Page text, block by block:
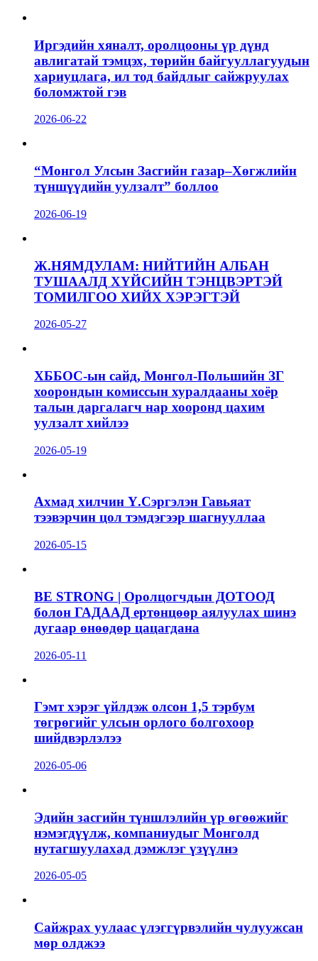
Иргэдийн хяналт, оролцооны үр дүнд
авлигатай тэмцэх, төрийн байгууллагуудын
хариуцлага, ил тод байдлыг сайжруулах
боломжтой гэв
2026-06-22
“Монгол Улсын Засгийн газар–Хөгжлийн
түншүүдийн уулзалт” боллоо
2026-06-19
Ж.НЯМДУЛАМ: НИЙТИЙН АЛБАН
ТУШААЛД ХҮЙСИЙН ТЭНЦВЭРТЭЙ
ТОМИЛГОО ХИЙХ ХЭРЭГТЭЙ
2026-05-27
ХББОС-ын сайд, Монгол-Польшийн ЗГ
хоорондын комиссын хуралдааны хоёр
талын даргалагч нар хооронд цахим
уулзалт хийлээ
2026-05-19
Ахмад хилчин Ү.Сэргэлэн Гавьяат
тээвэрчин цол тэмдэгээр шагнууллаа
2026-05-15
BE STRONG | Оролцогчдын ДОТООД
болон ГАДААД ертөнцөөр аялуулах шинэ
дугаар өнөөдөр цацагдана
2026-05-11
Гэмт хэрэг үйлдэж олсон 1,5 тэрбум
төгрөгийг улсын орлого болгохоор
шийдвэрлэлээ
2026-05-06
Эдийн засгийн түншлэлийн үр өгөөжийг
нэмэгдүүлж, компаниудыг Монголд
нутагшуулахад дэмжлэг үзүүлнэ
2026-05-05
Сайжрах уулаас үлэггүрвэлийн чулуужсан
мөр олджээ